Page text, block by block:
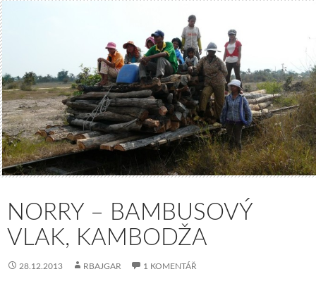
NORRY – BAMBUSOVÝ
VLAK, KAMBODŽA
28.12.2013 RBAJGAR 1 KOMENTÁŘ